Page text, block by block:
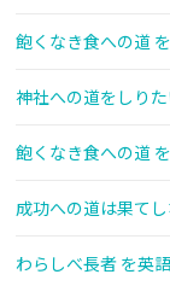
飽くなき食への道
神社への道をしり
飽くなき食への道
成功への道は果て
わらしべ長者 を英